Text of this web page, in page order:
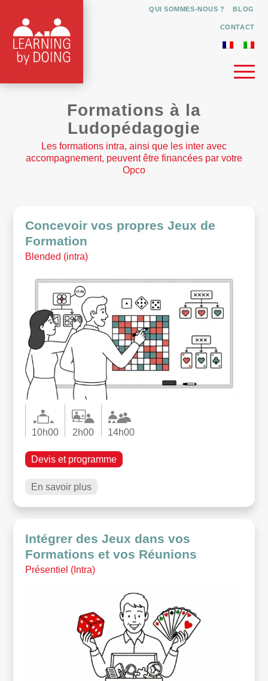
QUI SOMMES-NOUS ? BLOG
CONTACT
Formations à la
Ludopédagogie
Les formations intra, ainsi que les inter avec
accompagnement, peuvent être financées par votre
Opco
Concevoir vos propres Jeux de
Formation
Blended (intra)
10h00 2h00 14h00
Devis et programme
En savoir plus
Intégrer des Jeux dans vos
Formations et vos Réunions
Présentiel (Intra)